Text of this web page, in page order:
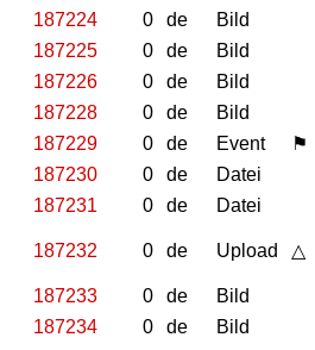
187224
0 de Bild
187225
0 de Bild
187226
0 de Bild
187228
0 de Bild
187229
0 de Event ⚑
187230
0 de Datei
187231
0 de Datei
187232 0 de Upload △
187233
0 de Bild
187234
0 de Bild